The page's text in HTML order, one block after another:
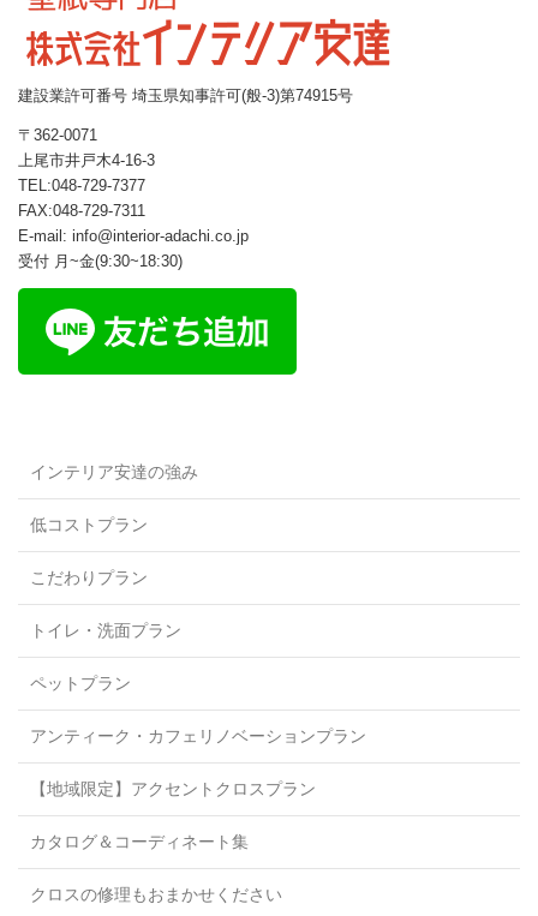
建設業許可番号 埼玉県知事許可(般-3)第74915号
〒362-0071
上尾市井戸木4-16-3
TEL:048-729-7377
FAX:048-729-7311
E-mail: info@interior-adachi.co.jp
受付 月~金(9:30~18:30)
インテリア安達の強み
低コストプラン
こだわりプラン
トイレ・洗面プラン
ペットプラン
アンティーク・カフェリノベーションプラン
【地域限定】アクセントクロスプラン
カタログ＆コーディネート集
クロスの修理もおまかせください